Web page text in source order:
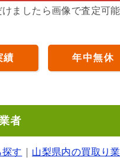
ましたら画像で査定可
績 年中無休
者
す 山梨県内の買取り